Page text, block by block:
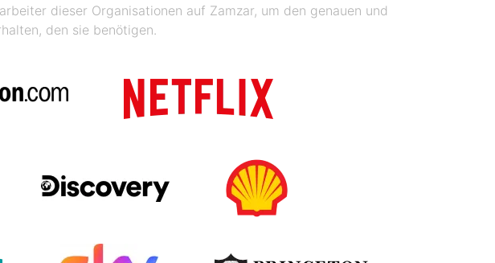
dieser Organisationen auf Zamzar, um den genauen und
den sie benötigen.